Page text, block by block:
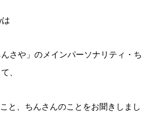
さや」のメインパーソナリティ・ち
、
と、ちんさんのことをお聞きしまし